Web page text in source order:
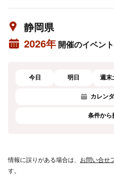
静岡県
2026年 開催のイベント
今日 明日 週末
カレン
条件から
情報に誤りがある場合は、 お問い合せ
す。